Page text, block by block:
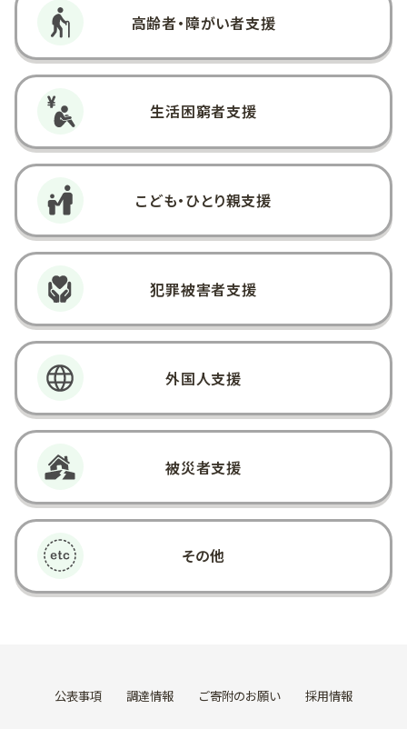
高齢者・障がい者支援
生活困窮者支援
こども・ひとり親支援
犯罪被害者支援
外国人支援
被災者支援
その他
公表事項 調達情報 ご寄附のお願い 採用情報